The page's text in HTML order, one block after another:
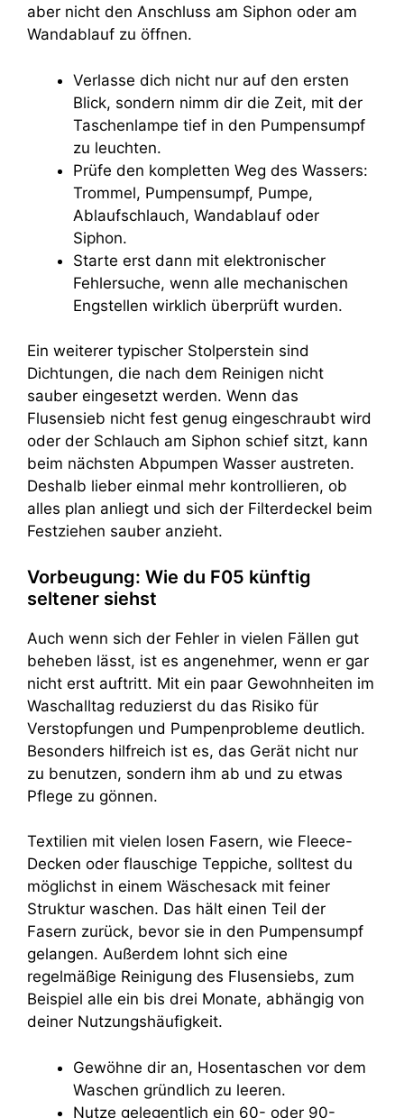
aber nicht den Anschluss am Siphon oder am
Wandablauf zu öffnen.
Verlasse dich nicht nur auf den ersten
Blick, sondern nimm dir die Zeit, mit der
Taschenlampe tief in den Pumpensumpf
zu leuchten.
Prüfe den kompletten Weg des Wassers:
Trommel, Pumpensumpf, Pumpe,
Ablaufschlauch, Wandablauf oder
Siphon.
Starte erst dann mit elektronischer
Fehlersuche, wenn alle mechanischen
Engstellen wirklich überprüft wurden.
Ein weiterer typischer Stolperstein sind
Dichtungen, die nach dem Reinigen nicht
sauber eingesetzt werden. Wenn das
Flusensieb nicht fest genug eingeschraubt wird
oder der Schlauch am Siphon schief sitzt, kann
beim nächsten Abpumpen Wasser austreten.
Deshalb lieber einmal mehr kontrollieren, ob
alles plan anliegt und sich der Filterdeckel beim
Festziehen sauber anzieht.
Vorbeugung: Wie du F05 künftig
seltener siehst
Auch wenn sich der Fehler in vielen Fällen gut
beheben lässt, ist es angenehmer, wenn er gar
nicht erst auftritt. Mit ein paar Gewohnheiten im
Waschalltag reduzierst du das Risiko für
Verstopfungen und Pumpenprobleme deutlich.
Besonders hilfreich ist es, das Gerät nicht nur
zu benutzen, sondern ihm ab und zu etwas
Pflege zu gönnen.
Textilien mit vielen losen Fasern, wie Fleece-
Decken oder flauschige Teppiche, solltest du
möglichst in einem Wäschesack mit feiner
Struktur waschen. Das hält einen Teil der
Fasern zurück, bevor sie in den Pumpensumpf
gelangen. Außerdem lohnt sich eine
regelmäßige Reinigung des Flusensiebs, zum
Beispiel alle ein bis drei Monate, abhängig von
deiner Nutzungshäufigkeit.
Gewöhne dir an, Hosentaschen vor dem
Waschen gründlich zu leeren.
Nutze gelegentlich ein 60- oder 90-